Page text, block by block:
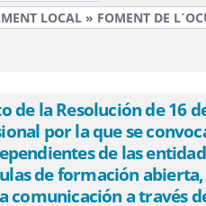
LOCAL » FOMENT DE
de la Resolución de 16
por la que se
de las
de formación
comunicación a través